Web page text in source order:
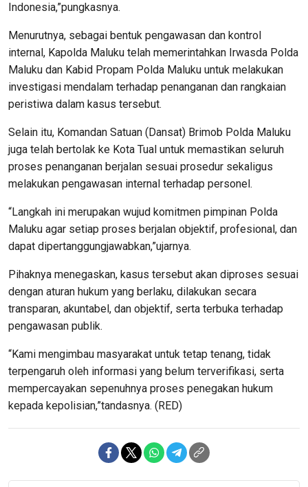
Indonesia,”pungkasnya.
Menurutnya, sebagai bentuk pengawasan dan kontrol
internal, Kapolda Maluku telah memerintahkan Irwasda Polda
Maluku dan Kabid Propam Polda Maluku untuk melakukan
investigasi mendalam terhadap penanganan dan rangkaian
peristiwa dalam kasus tersebut.
Selain itu, Komandan Satuan (Dansat) Brimob Polda Maluku
juga telah bertolak ke Kota Tual untuk memastikan seluruh
proses penanganan berjalan sesuai prosedur sekaligus
melakukan pengawasan internal terhadap personel.
“Langkah ini merupakan wujud komitmen pimpinan Polda
Maluku agar setiap proses berjalan objektif, profesional, dan
dapat dipertanggungjawabkan,”ujarnya.
Pihaknya menegaskan, kasus tersebut akan diproses sesuai
dengan aturan hukum yang berlaku, dilakukan secara
transparan, akuntabel, dan objektif, serta terbuka terhadap
pengawasan publik.
“Kami mengimbau masyarakat untuk tetap tenang, tidak
terpengaruh oleh informasi yang belum terverifikasi, serta
mempercayakan sepenuhnya proses penegakan hukum
kepada kepolisian,”tandasnya. (RED)